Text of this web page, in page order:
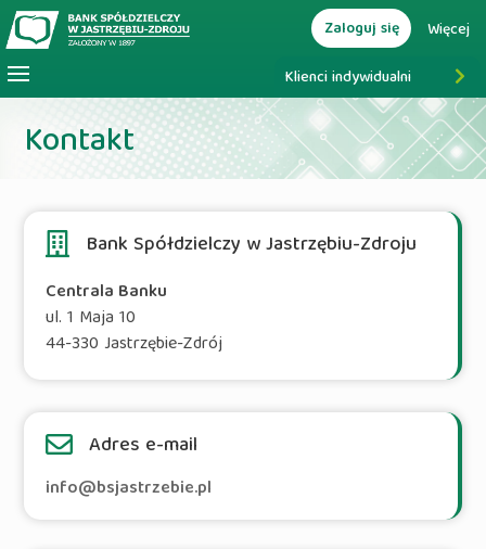
Klienci indywidualni
Zaloguj się Więcej
Kontakt
Bank Spółdzielczy w Jastrzębiu-Zdroju
Centrala Banku
ul. 1 Maja 10
44-330 Jastrzębie-Zdrój
Adres e-mail
info@bsjastrzebie.pl